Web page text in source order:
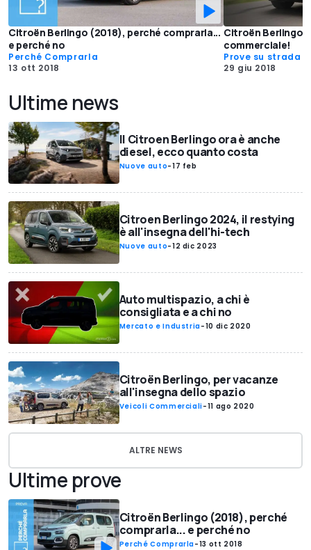
Citroën Berlingo (2018), perché comprarla...
e perché no
Perché Comprarla
13 ott 2018
Citroën Berlingo,
commerciale!
Prove su strada
29 giu 2018
Ultime news
Il Citroen Berlingo ora è anche
diesel, ecco quanto costa
Nuove auto-17 feb
Citroen Berlingo 2024, il restying
è all'insegna dell'hi-tech
Nuove auto-12 dic 2023
Auto multispazio, a chi è
consigliata e a chi no
Mercato e Industria-10 dic 2020
Citroën Berlingo, per vacanze
all'insegna dello spazio
Veicoli Commerciali-11 ago 2020
ALTRE NEWS
Ultime prove
Citroën Berlingo (2018), perché
comprarla... e perché no
Perché Comprarla-13 ott 2018